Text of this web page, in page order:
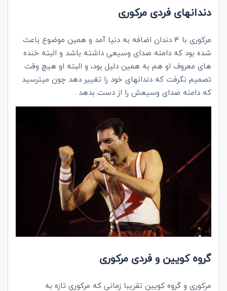
دندانهای فردی مرکوری
مرکوری با 4 دندان اضافه به دنیا آمد و همین موضوع باعث
شده بود که دامنه صدای وسیعی داشته باشد و البته خنده
های معروف او هم به همین دلیل بود، و البته او هیچ وقت
تصمیم نگرفت که دندانهای خود را تغییر دهد چون میترسید
که دامنه صدای وسیعش را از دست بدهد .
گروه کویین و فردی مرکوری
مرکوری و گروه کویین تقریبا زمانی که مرکوری تازه به